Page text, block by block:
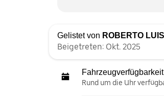
Gelistet von ROBERTO
Beigetreten: Okt. 2025
Fahrzeugverfügbarkeit
Rund um die Uhr